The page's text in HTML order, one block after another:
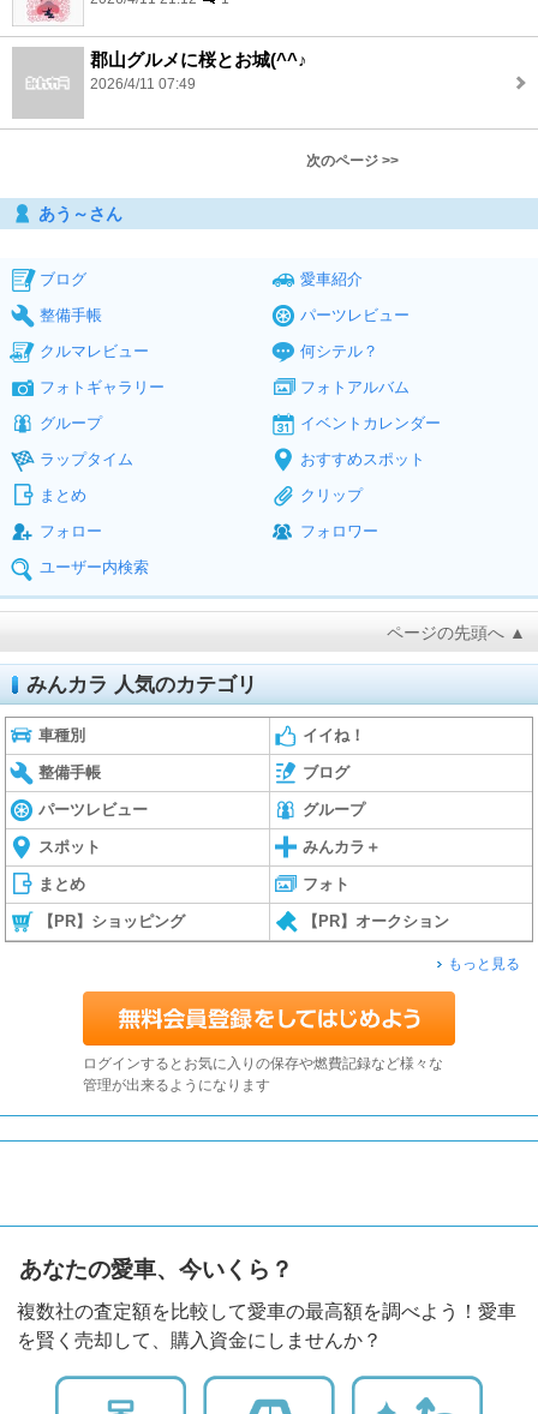
郡山グルメに桜とお城(^^♪
2026/4/11 07:49
次のページ >>
あう～さん
ブログ
愛車紹介
整備手帳
パーツレビュー
クルマレビュー
何シテル？
フォトギャラリー
フォトアルバム
グループ
イベントカレンダー
ラップタイム
おすすめスポット
まとめ
クリップ
フォロー
フォロワー
ユーザー内検索
ページの先頭へ ▲
みんカラ 人気のカテゴリ
車種別 イイね！
整備手帳 ブログ
パーツレビュー グループ
スポット みんカラ＋
まとめ フォト
【PR】ショッピング 【PR】オークション
もっと見る
ログインするとお気に入りの保存や燃費記録など様々な
管理が出来るようになります
あなたの愛車、今いくら？
複数社の査定額を比較して愛車の最高額を調べよう！愛車
を賢く売却して、購入資金にしませんか？